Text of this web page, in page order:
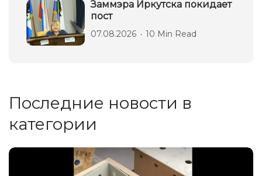
Заммэра Иркутска покидает
пост
07.08.2026 10 Min Read
Последние новости в
категории